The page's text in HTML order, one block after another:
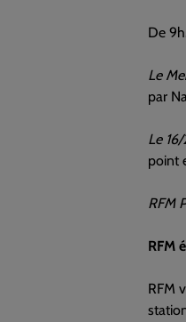
De
Le
par
Le
point
RFM
RFM
RFM